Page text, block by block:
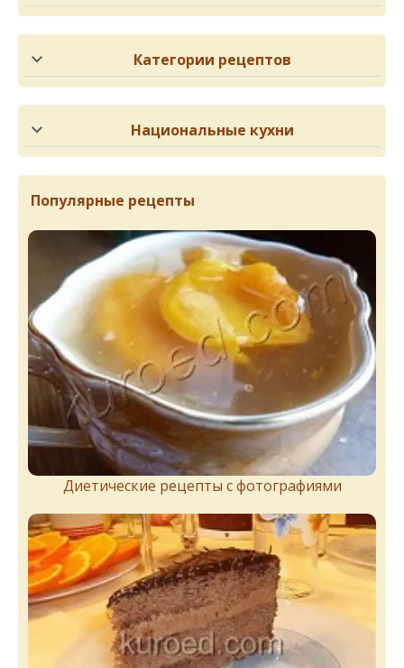
Категории рецептов
Национальные кухни
Популярные рецепты
Диетические рецепты с фотографиями